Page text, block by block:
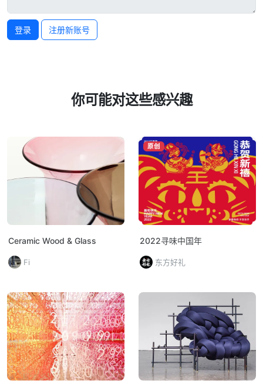
登录 注册新账号
你可能对这些感兴趣
Ceramic Wood & Glass
Fi
原创
2022寻味中国年
东方好礼